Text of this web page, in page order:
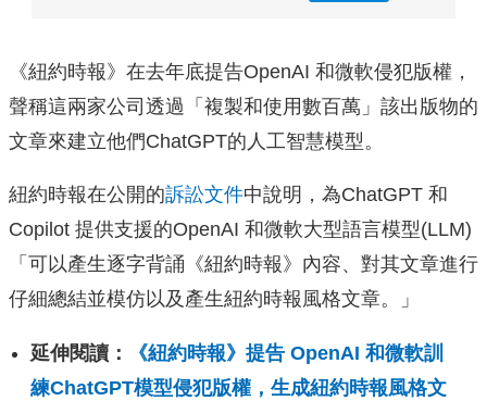
《紐約時報》在去年底提告OpenAI 和微軟侵犯版權，
聲稱這兩家公司透過「複製和使用數百萬」該出版物的
文章來建立他們ChatGPT的人工智慧模型。
紐約時報在公開的訴訟文件中說明，為ChatGPT 和
Copilot 提供支援的OpenAI 和微軟大型語言模型(LLM)
「可以產生逐字背誦《紐約時報》內容、對其文章進行
仔細總結並模仿以及產生紐約時報風格文章。」
延伸閱讀：
《紐約時報》提告 OpenAI 和微軟訓
練ChatGPT模型侵犯版權，生成紐約時報風格文